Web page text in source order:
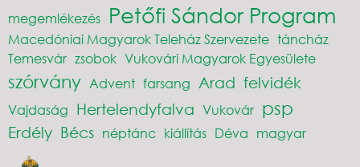
megemlékezés Petőfi Sándor Program
Macedóniai Magyarok Teleház Szervezete táncház
Temesvár zsobok Vukovári Magyarok Egyesülete
szórvány Advent farsang Arad felvidék
Vajdaság Hertelendyfalva Vukovár psp
Erdély Bécs néptánc kiállítás Déva magyar